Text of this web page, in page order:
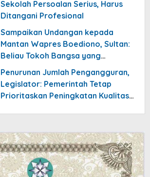
Sekolah Persoalan Serius, Harus
Ditangani Profesional
Sampaikan Undangan kepada
Mantan Wapres Boediono, Sultan:
Beliau Tokoh Bangsa yang
Meneduhkan
Penurunan Jumlah Pengangguran,
Legislator: Pemerintah Tetap
Prioritaskan Peningkatan Kualitas